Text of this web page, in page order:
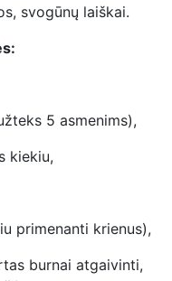
svogūnų laiškai.
5 asmenims),
kiekiu,
primenanti krienus),
burnai atgaivinti,